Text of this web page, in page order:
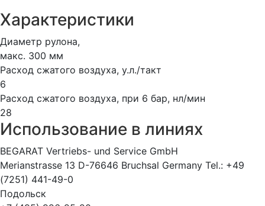
Характеристики
Диаметр рулона,
макс. 300 мм
Расход сжатого воздуха, у.л./такт
6
Расход сжатого воздуха, при 6 бар, нл/мин
28
Использование в линиях
BEGARAT Vertriebs- und Service GmbH
Merianstrasse 13 D-76646 Bruchsal Germany Tel.: +49
(7251) 441-49-0
Подольск